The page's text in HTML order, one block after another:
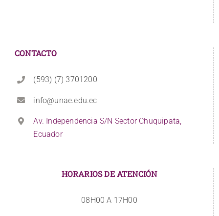
CONTACTO
(593) (7) 3701200
info@unae.edu.ec
Av. Independencia S/N Sector Chuquipata,
Ecuador
HORARIOS DE ATENCIÓN
08H00 A 17H00